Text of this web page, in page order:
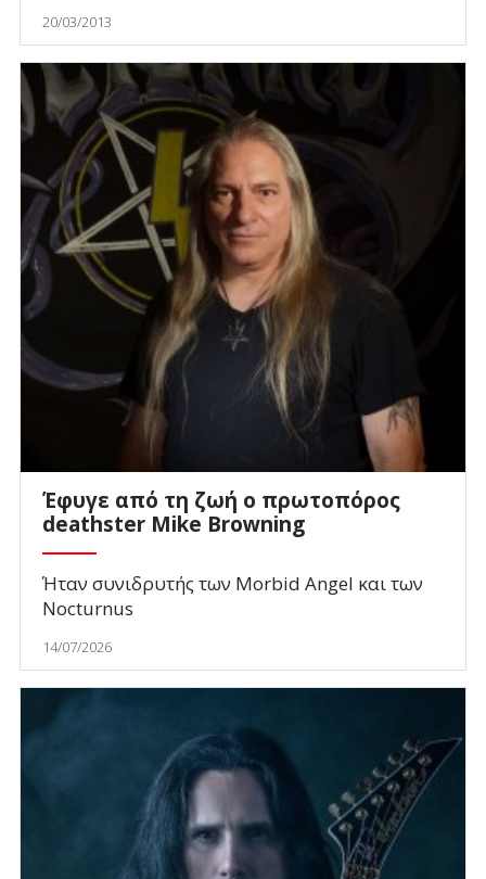
20/03/2013
Έφυγε από τη ζωή ο πρωτοπόρος
deathster Mike Browning
Ήταν συνιδρυτής των Morbid Angel και των
Nocturnus
14/07/2026